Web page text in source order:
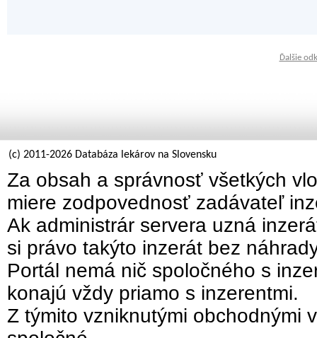
Ďalšie
(c) 2011-2026 Databáza lekárov na Slovensku
Za obsah a správnosť všetkých
miere zodpovednosť zadávateľ
Ak administrár servera uzná
si právo takýto inzerát bez
Portál nemá nič spoločného s
konajú vždy priamo s inzerentmi.
Z týmito vzniknutými obchodnými